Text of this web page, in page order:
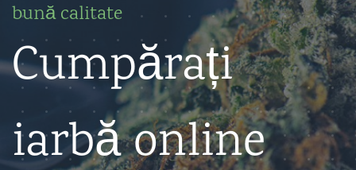
bună calitate
Cumpărați
iarbă online